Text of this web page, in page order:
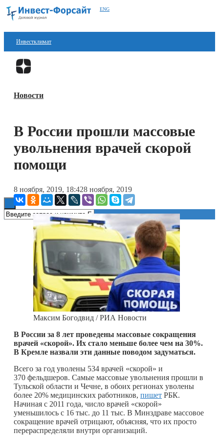
ENG
Инвестклимат
Финансы
Блокчейн
Новости
В России прошли массовые
увольнения врачей скорой
помощи
8 ноября, 2019, 18:428 ноября, 2019
Максим Богодвид / РИА Новости
В России за 8 лет проведены массовые сокращения
врачей «скорой». Их стало меньше более чем на 30%.
В Кремле назвали эти данные поводом задуматься.
Всего за год уволены 534 врачей «скорой» и
370 фельдшеров. Самые массовые увольнения прошли в
Тульской области и Чечне, в обоих регионах уволены
более 20% медицинских работников, пишет РБК.
Начиная с 2011 года, число врачей «скорой»
уменьшилось с 16 тыс. до 11 тыс. В Минздраве массовое
сокращение врачей отрицают, объясняя, что их просто
перераспределяли внутри организаций.